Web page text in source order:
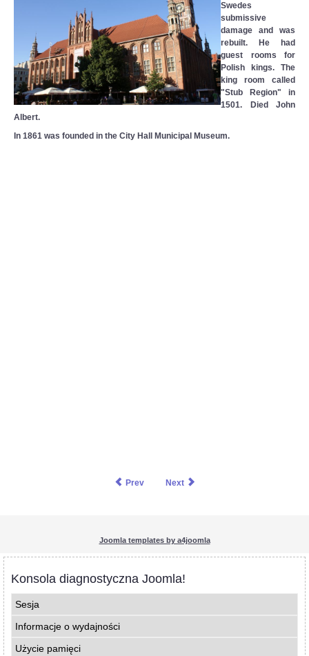
Swedes
submissive
damage
and
was
rebuilt.
He had
guest
rooms for
Polish
kings. The
king
room
called
"Stub Region" in
1501. Died
John
Albert.
In 1861 was founded in the City Hall Municipal Museum.
Prev Next
Joomla templates by a4joomla
Konsola diagnostyczna Joomla!
Sesja
Informacje o wydajności
Użycie pamięci